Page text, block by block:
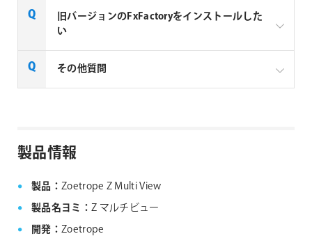
Noise Industries社製品、FxFactory プラグインファミ
リー製品は、1ライセンスにつき1台のMacでのみ使用
旧バージョンのFxFactoryをインストールした
い
FxFactory 旧バージョンインストーラーページよりご
FxFactory 旧バージョンインストーラー
その他質問
製品情報
製品： Zoetrope Z Multi View
製品名ヨミ： Z マルチビュー
開発： Zoetrope